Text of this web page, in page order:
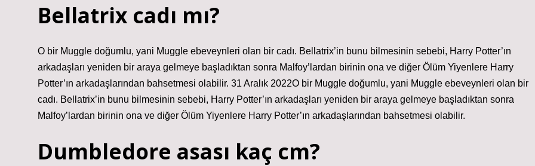
Bellatrix cadı mı?
O bir Muggle doğumlu, yani Muggle ebeveynleri olan bir cadı. Bellatrix’in bunu bilmesinin sebebi, Harry Potter’ın
arkadaşları yeniden bir araya gelmeye başladıktan sonra Malfoy’lardan birinin ona ve diğer Ölüm Yiyenlere Harry
Potter’ın arkadaşlarından bahsetmesi olabilir. 31 Aralık 2022O bir Muggle doğumlu, yani Muggle ebeveynleri olan bir
cadı. Bellatrix’in bunu bilmesinin sebebi, Harry Potter’ın arkadaşları yeniden bir araya gelmeye başladıktan sonra
Malfoy’lardan birinin ona ve diğer Ölüm Yiyenlere Harry Potter’ın arkadaşlarından bahsetmesi olabilir.
Dumbledore asası kaç cm?